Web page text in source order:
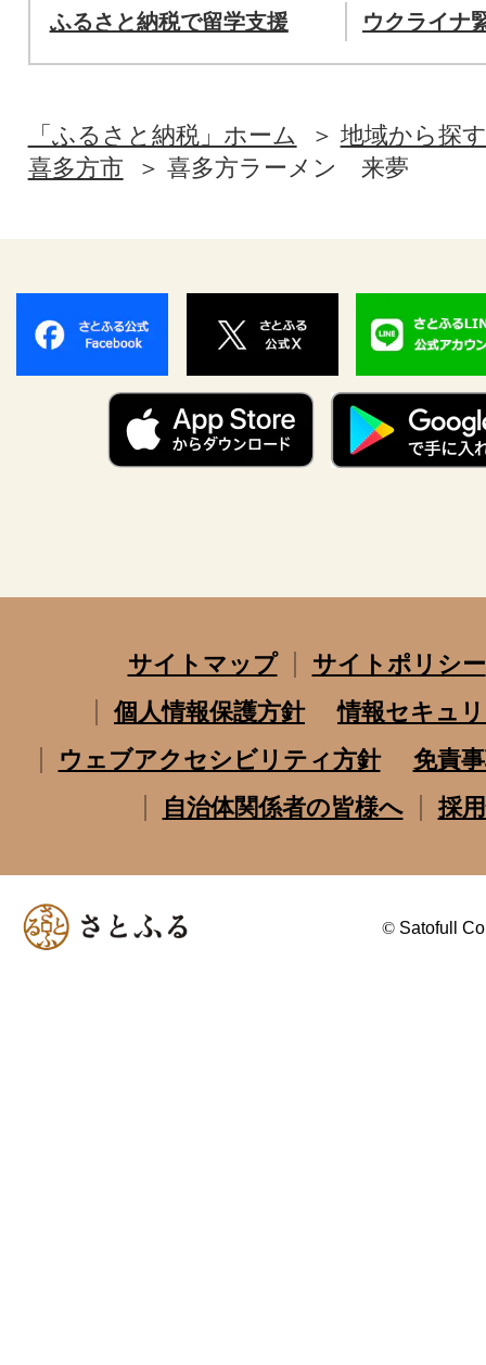
ふるさと納税で留学支援 ウクライナ
「ふるさと納税」ホーム
地域から探す
喜多方市
喜多方ラーメン 来夢
サイトマップ
サイトポリシー
個人情報保護方針
情報セキュ
ウェブアクセシビリティ方針
免責
自治体関係者の皆様へ
採
© Satofull